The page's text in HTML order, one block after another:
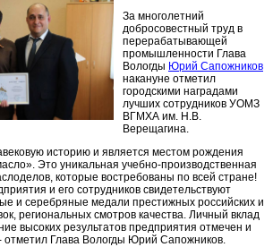
За многолетний
добросовестный труд в
перерабатывающей
промышленности Глава
Вологды Юрий Сапожников
накануне отметил
городскими наградами
лучших сотрудников УОМЗ
ВГМХА им. Н.В.
Верещагина.
историю и является местом рождения
Это уникальная учебно-производственная
которые востребованы по всей стране!
и его сотрудников свидетельствуют
и серебряные медали престижных российских и
региональных смотров качества. Личный вклад
высоких результатов предприятия отмечен и
отметил Глава Вологды Юрий Сапожников.